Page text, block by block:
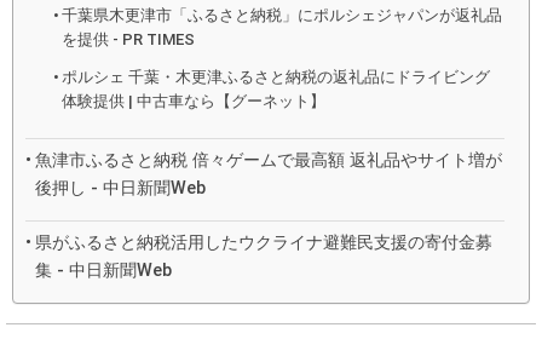
千葉県木更津市「ふるさと納税」にポルシェジャパンが返礼品
を提供 - PR TIMES
ポルシェ 千葉・木更津ふるさと納税の返礼品にドライビング
体験提供 | 中古車なら【グーネット】
魚津市ふるさと納税 倍々ゲームで最高額 返礼品やサイト増が
後押し - 中日新聞Web
県がふるさと納税活用したウクライナ避難民支援の寄付金募
集 - 中日新聞Web